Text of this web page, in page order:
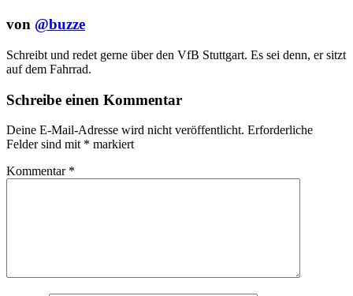
von @buzze
Schreibt und redet gerne über den VfB Stuttgart. Es sei denn, er sitzt
auf dem Fahrrad.
Schreibe einen Kommentar
Deine E-Mail-Adresse wird nicht veröffentlicht. Erforderliche
Felder sind mit * markiert
Kommentar *